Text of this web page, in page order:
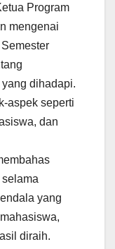
Program
mengenai
dihadapi.
aspek seperti
dan
yang
diraih.